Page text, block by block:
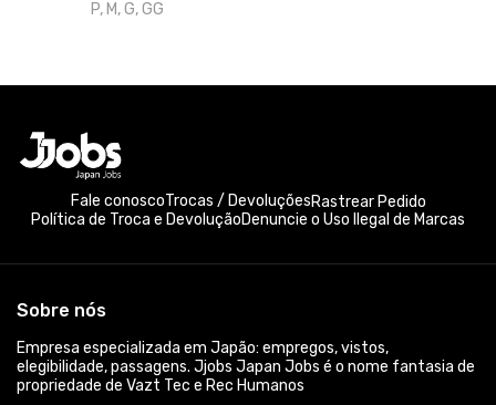
P, M, G, GG
Fale conoscoTrocas / DevoluçõesRastrear Pedido
Política de Troca e DevoluçãoDenuncie o Uso Ilegal de Marcas
Sobre nós
Empresa especializada em Japão: empregos, vistos,
elegibilidade, passagens. Jjobs Japan Jobs é o nome fantasia de
propriedade de Vazt Tec e Rec Humanos